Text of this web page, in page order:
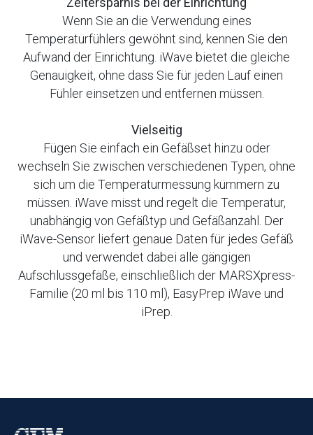
Wenn Sie an die Verwendung eines
Temperaturfühlers gewöhnt sind, kennen Sie den
Aufwand der Einrichtung. iWave bietet die gleiche
Genauigkeit, ohne dass Sie für jeden Lauf einen
Fühler einsetzen und entfernen müssen.
Vielseitig
Fügen Sie einfach ein Gefäßset hinzu oder
wechseln Sie zwischen verschiedenen Typen, ohne
sich um die Temperaturmessung kümmern zu
müssen. iWave misst und regelt die Temperatur,
unabhängig von Gefäßtyp und Gefäßanzahl. Der
iWave-Sensor liefert genaue Daten für jedes Gefäß
und verwendet dabei alle gängigen
Aufschlussgefäße, einschließlich der MARSXpress-
Familie (20 ml bis 110 ml), EasyPrep iWave und
iPrep.